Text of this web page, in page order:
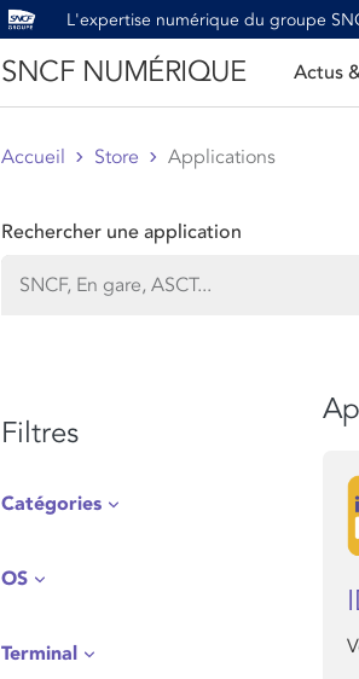
L'expertise numérique du groupe
SNCF NUMÉRIQUE Actus
Accueil Store Applications
Rechercher une application
Filtres
Catégories
OS
Terminal